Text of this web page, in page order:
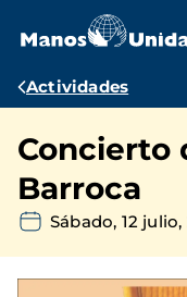
contenido
Ruta
navegación
Actividades
Concierto
Barroca
Sábado, 12 julio,